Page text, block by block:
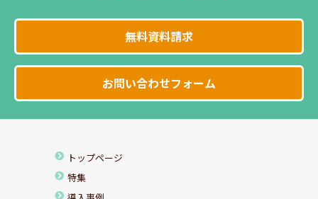
無料資料請求
お問い合わせフォーム
トップページ
特集